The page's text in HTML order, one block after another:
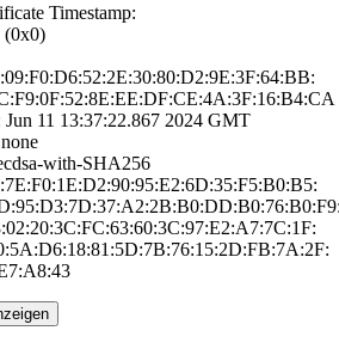
Timestamp:
(0x0)
Jun 11 13:37:22.867 2024 GMT
with-SHA256